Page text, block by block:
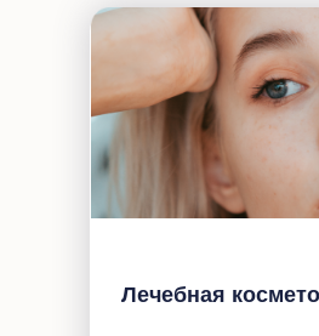
Лечебная